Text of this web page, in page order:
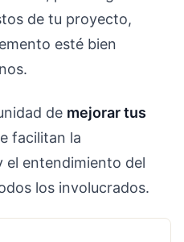
de tu proyecto,
esté bien
de mejorar tus
facilitan la
el entendimiento del
los involucrados.